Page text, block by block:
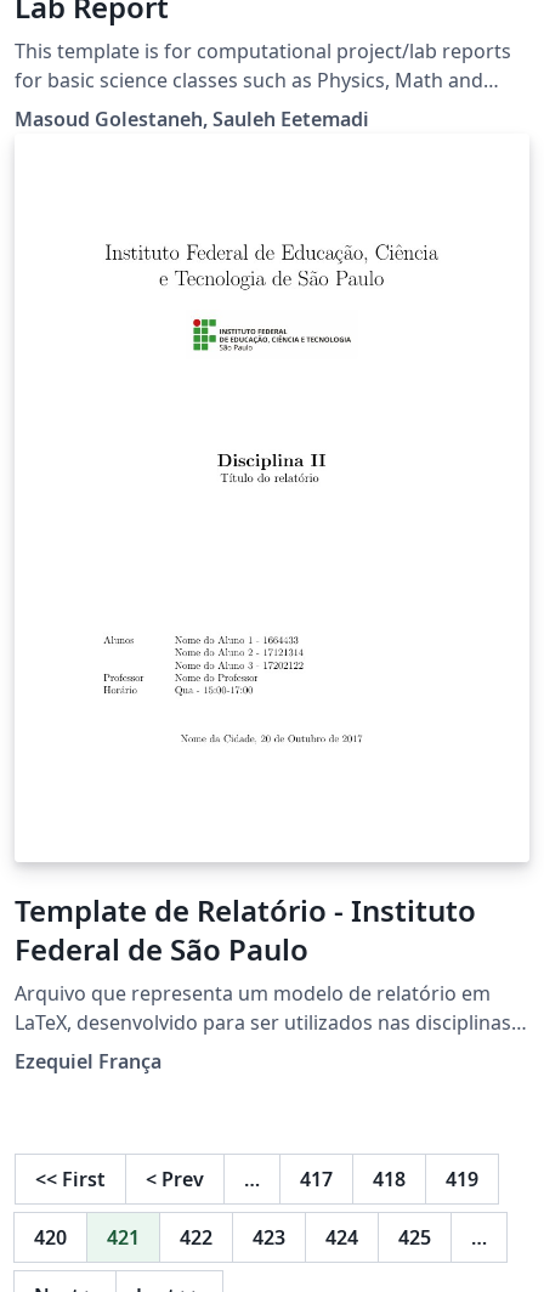
This template is for computational project/lab reports
for basic science classes such as Physics, Math and
Differential Equations.
Masoud Golestaneh, Sauleh Eetemadi
Template de Relatório - Instituto
Federal de São Paulo
Arquivo que representa um modelo de relatório em
LaTeX, desenvolvido para ser utilizados nas disciplinas
de laboratório no Curso Superior de Tecnologia em
Automação Industrial.
Ezequiel França
<< First < Prev … 417 418 419
420 421 422 423 424 425 …